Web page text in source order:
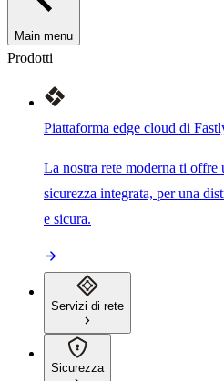
Main menu
Prodotti
Piattaforma edge cloud di
La nostra rete moderna ti
sicurezza integrata, per una
e sicura.
Servizi di rete
Sicurezza